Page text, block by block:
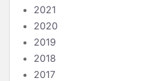
2021
2020
2019
2018
2017